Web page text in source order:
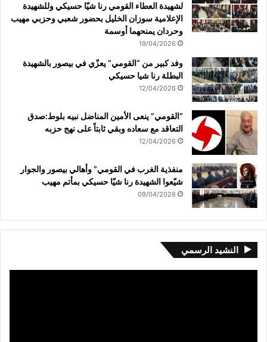
لشهيدة العطاء القومي رنا شيّا حسيكي وللشهيدة
الإعلامية سوزان الخليل بحضور شعبي وحزبي مهيب
وحردان يمنحهما أوسمة
19/04/2026
وفد كبير من “القومي” يعزّي في بيصور بالشهيدة
البطلة رنا شيا حسيكي
12/04/2026
“القومي” ينعى الأمين المناضل نبيه بلوط:صدق
التعاقد مع سعاده وبقي ثابتاً على نهج حزبه
12/04/2026
منفذية الغرب في القومي” وأهالي بيصور والجوار
شيّعوا الشهيدة رنا شيّا حسيكي بمأتم مهيب
09/04/2026
النشيد الرسمي